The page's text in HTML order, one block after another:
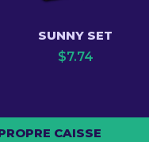
SUNNY SET
$7.74
CAISSE